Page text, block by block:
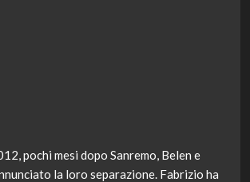
pochi mesi dopo Sanremo, Belen e
la loro separazione. Fabrizio ha